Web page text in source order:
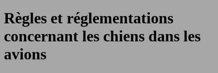
Règles et réglementations
concernant les chiens dans les
avions